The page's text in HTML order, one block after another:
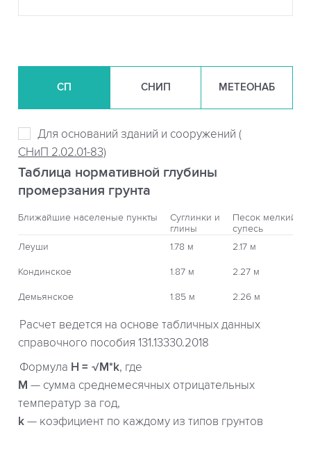
СП СНИП МЕТЕОНАБ
Для оснований зданий и сооружений (
СНиП 2.02.01-83)
Таблица нормативной глубины
промерзания грунта
Ближайшие населеные пункты
Суглинки и
глины
Песок мелкий,
супесь
Леуши
1.78 м 2.17 м
Кондинское 1.87 м 2.27 м
Демьянское 1.85 м 2.26 м
Расчет ведется на основе табличных данных
справочного пособия 131.13330.2018
Формула H = √M*k, где
М — сумма среднемесячных отрицательных
температур за год,
k — коэфициент по каждому из типов грунтов